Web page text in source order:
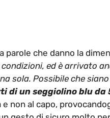
parole che danno la
ed è arrivato
sola. Possibile che
di un seggiolino blu
non al capo,